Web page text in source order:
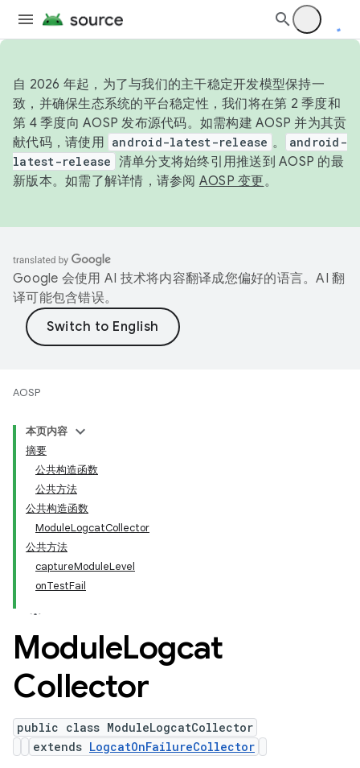
自 2026 年起，为了与我们的主干稳定开发模型保持一
致，并确保生态系统的平台稳定性，我们将在第 2 季度和
第 4 季度向 AOSP 发布源代码。如需构建 AOSP 并为其贡
献代码，请使用 android-latest-release 。
android-
latest-release 清单分支将始终引用推送到 AOSP 的最
新版本。如需了解详情，请参阅 AOSP 变更。
Google 会使用 AI 技术将内容翻译成您偏好的语言。AI 翻
译可能包含错误。
AOSP
本页内容
摘要
公共构造函数
公共方法
公共构造函数
ModuleLogcatCollector
公共方法
captureModuleLevel
onTestFail
ModuleLogcat
Collector
public class ModuleLogcatCollector
extends LogcatOnFailureCollector